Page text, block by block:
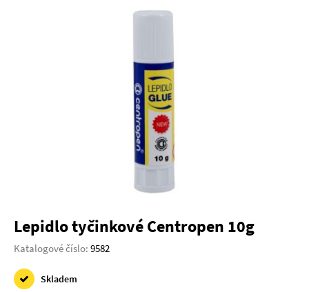
Lepidlo tyčinkové Centropen 10g
Katalogové číslo: 9582
Skladem